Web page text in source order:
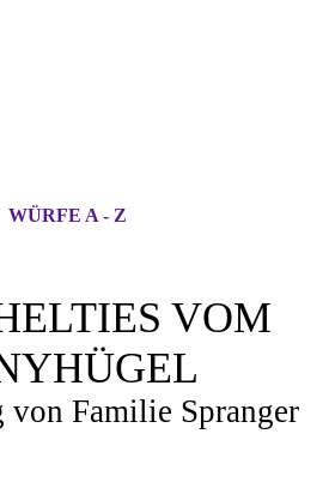
WÜRFE A - Z
VOM
Familie Spranger